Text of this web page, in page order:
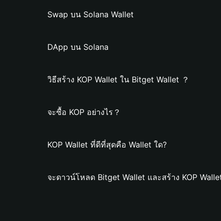
Swap บน Solana Wallet
DApp บน Solana
วิธีสร้าง KOP Wallet ใน Bitget Wallet ？
จะซื้อ KOP อย่างไร？
KOP Wallet ที่ดีที่สุดคือ Wallet ใด?
จะดาวน์โหลด Bitget Wallet และสร้าง KOP